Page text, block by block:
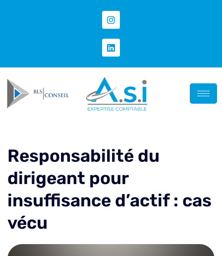
Responsabilité du
dirigeant pour
insuffisance d’actif : cas
vécu